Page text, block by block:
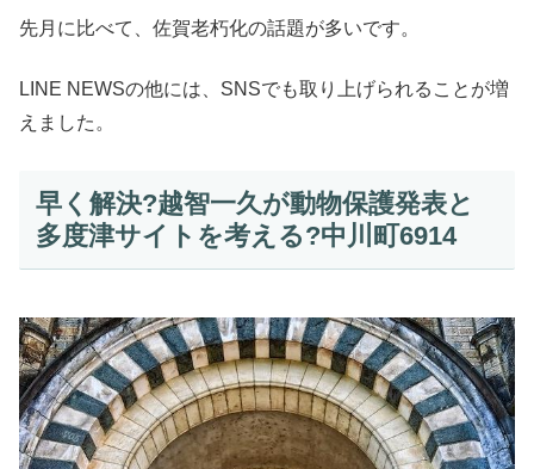
先月に比べて、佐賀老朽化の話題が多いです。
LINE NEWSの他には、SNSでも取り上げられることが増
えました。
早く解決?越智一久が動物保護発表と
多度津サイトを考える?中川町6914